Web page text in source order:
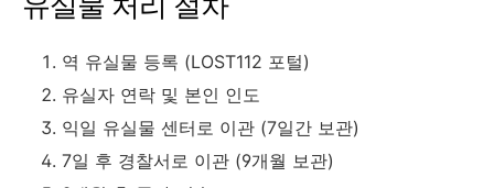
역 유실물 등록 (LOST112 포털)
유실자 연락 및 본인 인도
익일 유실물 센터로 이관 (7일간 보관)
7일 후 경찰서로 이관 (9개월 보관)